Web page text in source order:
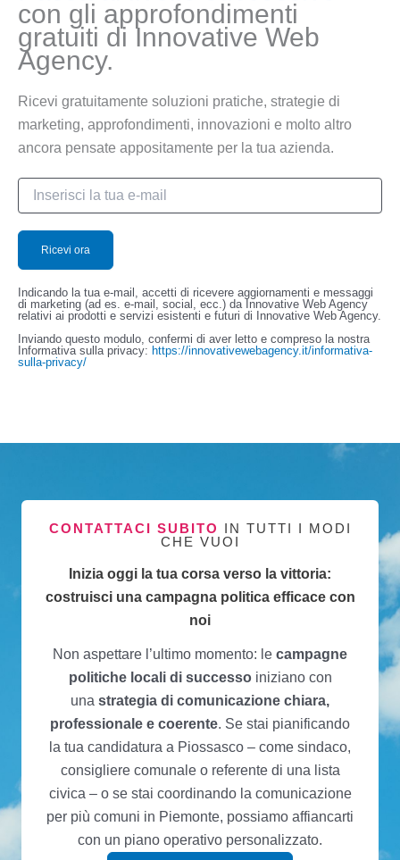
con gli approfondimenti
gratuiti di Innovative Web
Agency.
Ricevi gratuitamente soluzioni pratiche, strategie di
marketing, approfondimenti, innovazioni e molto altro
ancora pensate appositamente per la tua azienda.
Indicando la tua e-mail, accetti di ricevere aggiornamenti e messaggi
di marketing (ad es. e-mail, social, ecc.) da Innovative Web Agency
relativi ai prodotti e servizi esistenti e futuri di Innovative Web Agency.
Inviando questo modulo, confermi di aver letto e compreso la nostra
Informativa sulla privacy: https://innovativewebagency.it/informativa-
sulla-privacy/
CONTATTACI SUBITO IN TUTTI I MODI
CHE VUOI
Inizia oggi la tua corsa verso la vittoria:
costruisci una campagna politica efficace con
noi
Non aspettare l’ultimo momento: le campagne
politiche locali di successoiniziano con
una strategia di comunicazione chiara,
professionale e coerente. Se stai pianificando
la tua candidatura a Piossasco – come sindaco,
consigliere comunale o referente di una lista
civica – o se stai coordinando la comunicazione
per più comuni in Piemonte, possiamo affiancarti
con un piano operativo personalizzato.